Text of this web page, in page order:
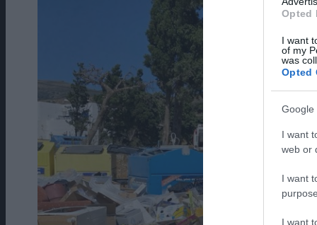
Opted
I want
of my
was
Opted
Google
I want
web or
I want
I want